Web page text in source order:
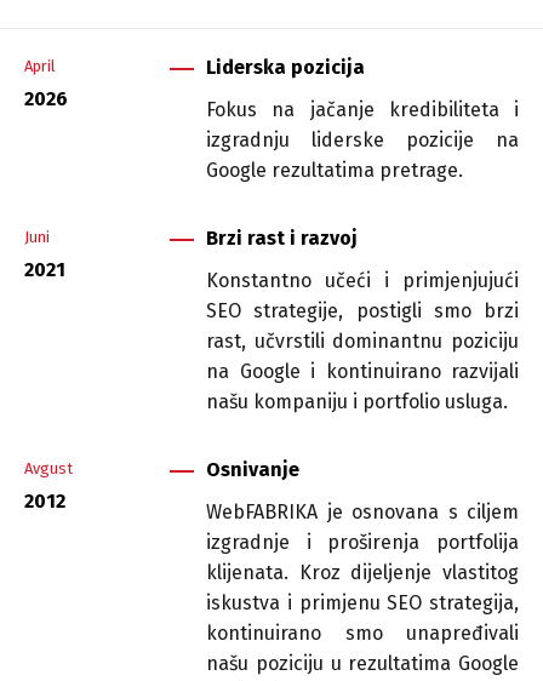
April
2026
Liderska pozicija
Fokus na jačanje kredibiliteta i
izgradnju liderske pozicije na
Google rezultatima pretrage.
Juni
2021
Brzi rast i razvoj
Konstantno učeći i primjenjujući
SEO strategije, postigli smo brzi
rast, učvrstili dominantnu poziciju
na Google i kontinuirano razvijali
našu kompaniju i portfolio usluga.
Avgust
2012
Osnivanje
WebFABRIKA je osnovana s ciljem
izgradnje i proširenja portfolija
klijenata. Kroz dijeljenje vlastitog
iskustva i primjenu SEO strategija,
kontinuirano smo unapređivali
našu poziciju u rezultatima Google